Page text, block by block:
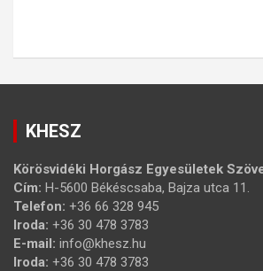
KHESZ
Körösvidéki Horgász Egyesületek
Cím: H-5600 Békéscsaba, Bajza utca 11.
Telefon: +36 66 328 945
Iroda: +36 30 478 3783
E-mail: info@khesz.hu
Iroda: +36 30 478 3783